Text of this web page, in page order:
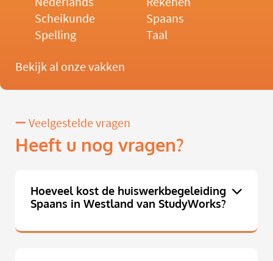
Scheikunde
Spaans
Spelling
Taal
Bekijk al onze vakken
Veelgestelde vragen
Heeft u nog vragen?
Hoeveel kost de huiswerkbegeleiding
Spaans in Westland van StudyWorks?